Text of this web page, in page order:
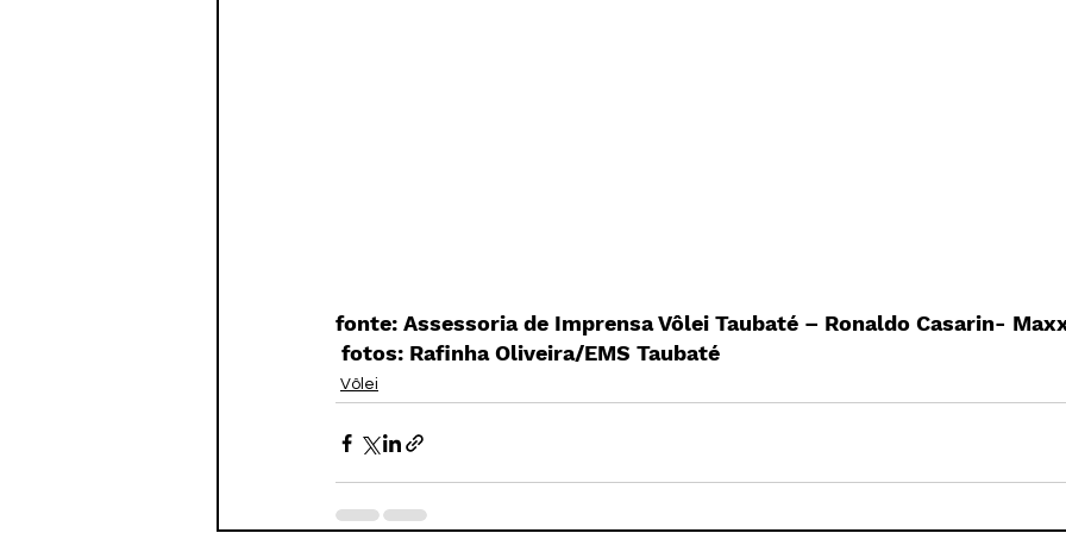
fonte: Assessoria de Imprensa Vôlei Taubaté – Ronaldo Casarin-
fotos: Rafinha Oliveira/EMS Taubaté
Vôlei